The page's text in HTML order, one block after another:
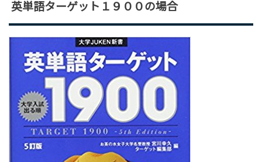
英単語ターゲット１９００の場合